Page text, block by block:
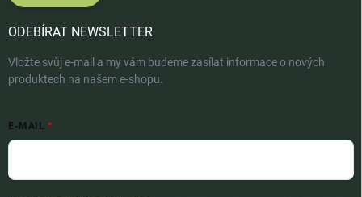
ODEBÍRAT NEWSLETTER
Vložte svůj e-mail a my vám budeme zasílat informace o nových
produktech na našem e-shopu.
E-MAIL